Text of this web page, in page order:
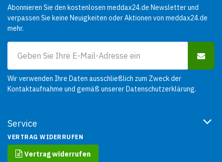
Service
VERTRAG WIDERRUFEN
Vertrag widerrufen
Abonnieren Sie den kostenlosen meddax24.de Newsletter und
verpassen Sie keine Neuigkeiten oder Aktionen von meddax24.de
mehr.
Wir verwenden Ihre Daten ausschließlich zum Zweck der
Kontaktaufnahme und gemäß unsererDatenschutzerklärung.